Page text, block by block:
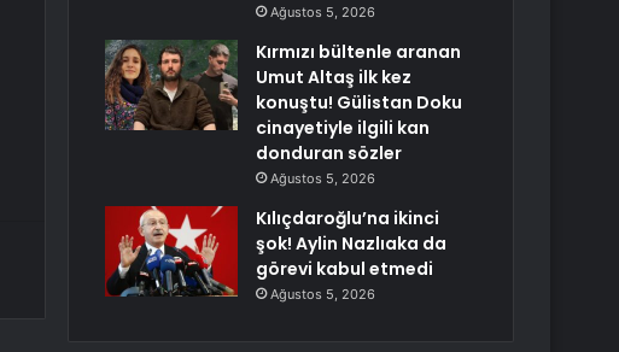
Ağustos 5, 2026
Kırmızı bültenle aranan
Umut Altaş ilk kez
konuştu! Gülistan Doku
cinayetiyle ilgili kan
donduran sözler
Ağustos 5, 2026
Kılıçdaroğlu’na ikinci
şok! Aylin Nazlıaka da
görevi kabul etmedi
Ağustos 5, 2026